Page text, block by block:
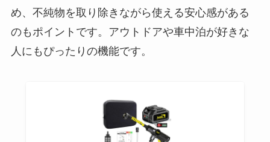
め、不純物を取り除きながら使える安心感がある
のもポイントです。アウトドアや車中泊が好きな
人にもぴったりの機能です。